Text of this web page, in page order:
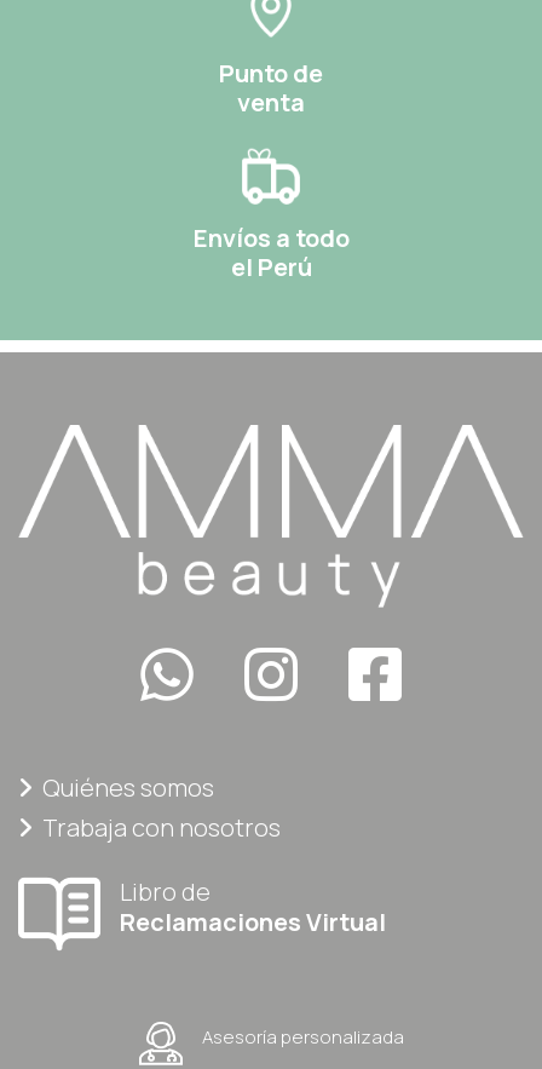
Punto de
venta
Envíos a todo
el Perú
Quiénes somos
Trabaja con nosotros
Libro de
Reclamaciones Virtual
Asesoría personalizada